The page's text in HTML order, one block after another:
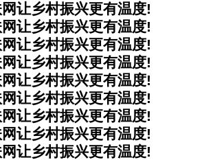
让乡村振兴更有温度!
让乡村振兴更有温度!
让乡村振兴更有温度!
让乡村振兴更有温度!
让乡村振兴更有温度!
让乡村振兴更有温度!
让乡村振兴更有温度!
让乡村振兴更有温度!
让乡村振兴更有温度!